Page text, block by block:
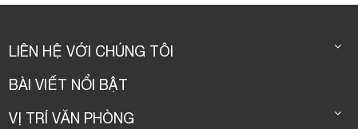
© CopyRight by Youroffice 2016.